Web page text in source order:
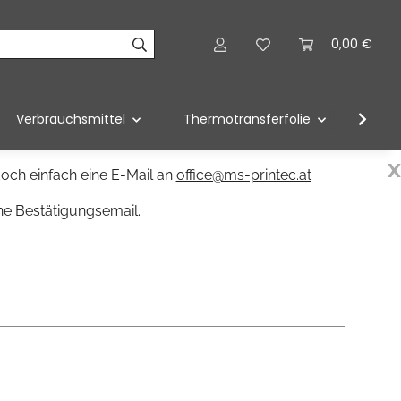
0,00 €
Verbrauchsmittel Thermotransferfolie
x
einfach eine E-Mail an office@ms-printec.at
Bestätigungsemail.